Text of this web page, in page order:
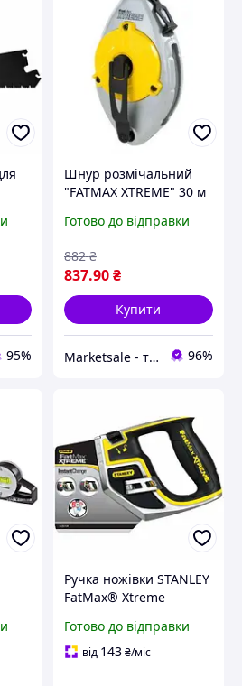
з
95%
Шнур розмічальний
"FATMAX XTREME" 30 м
STANLEY 0-47-480
Готово до відправки
837.90₴
882 ₴
Купити
Marketsale - товари зі знижкою 96%
Ручка ножівки STANLEY
FatMax® Xtreme
ергономічна
конструкція система
Готово до відправки
від 143₴/міс